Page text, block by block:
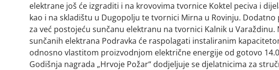
elektrane još će izgraditi i na krovovima tvornice Koktel peciva i
kao i na skladištu u Dugopolju te tvornici Mirna u Rovinju.
za već postojeću sunčanu elektranu na tvornici Kalnik u Varaždinu.
sunčanih elektrana Podravka će raspolagati instaliranim
odnosno vlastitom proizvodnjom električne energije od gotovo
Godišnja nagrada „Hrvoje Požar“ dodjeljuje se djelatnicima za